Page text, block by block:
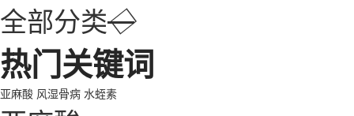
全部分类◇
热门关键词
亚麻酸 风湿骨病 水蛭素